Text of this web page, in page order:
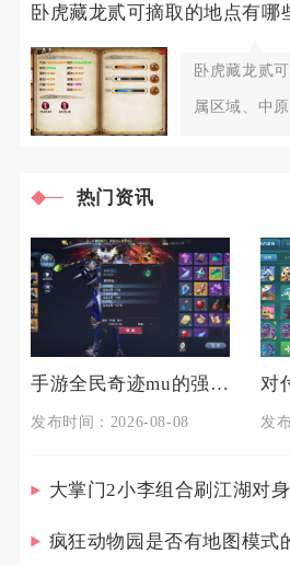
血
卧虎藏龙贰可摘取的地点有哪
卧虎藏龙贰
属区域、中
热门资讯
手游全民奇迹mu的强化技巧有哪些
发布时间：2026-08-08 发
大掌门2小李组合刷江湖对
疯狂动物园是否有地图模式